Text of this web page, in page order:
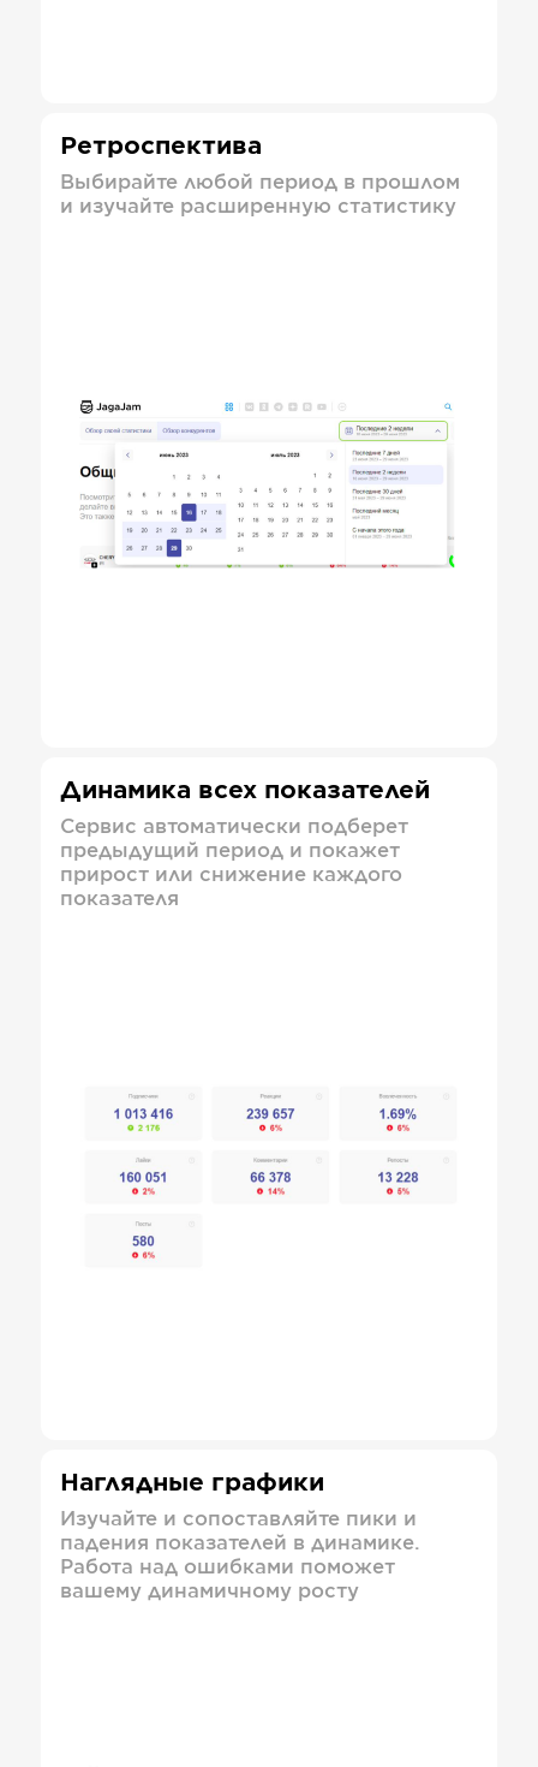
Ретроспектива
Выбирайте любой период в прошлом
и изучайте расширенную статистику
Динамика всех показателей
Сервис автоматически подберет
предыдущий период и покажет
прирост или снижение каждого
показателя
Наглядные графики
Изучайте и сопоставляйте пики и
падения показателей в динамике.
Работа над ошибками поможет
вашему динамичному росту